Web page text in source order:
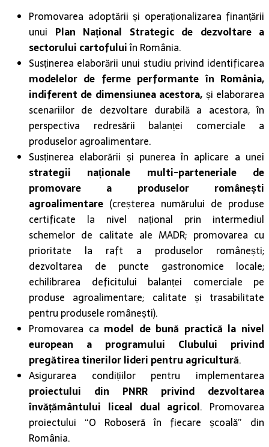
Promovarea adoptării și operaționalizarea finanțării
unui Plan Național Strategic de dezvoltare a
sectorului cartofuluiîn România.
Susținerea elaborării unui studiu privind identificarea
modelelor de ferme performante în România,
indiferent de dimensiunea acestora, și elaborarea
scenariilor de dezvoltare durabilă a acestora, în
perspectiva redresării balanței comerciale a
produselor agroalimentare.
Susținerea elaborării și punerea în aplicare a unei
strategii naționale multi-parteneriale de
promovare a produselor românești
agroalimentare (creșterea numărului de produse
certificate la nivel național prin intermediul
schemelor de calitate ale MADR; promovarea cu
prioritate la raft a produselor românești;
dezvoltarea de puncte gastronomice locale;
echilibrarea deficitului balanței comerciale pe
produse agroalimentare; calitate și trasabilitate
pentru produsele românești).
Promovarea ca model de bună practică la nivel
european a programului Clubului privind
pregătirea tinerilor lideri pentru agricultură.
Asigurarea condițiilor pentru implementarea
proiectului din PNRR privind dezvoltarea
învățământului liceal dual agricol. Promovarea
proiectului “O Roboseră în fiecare școală” din
România.